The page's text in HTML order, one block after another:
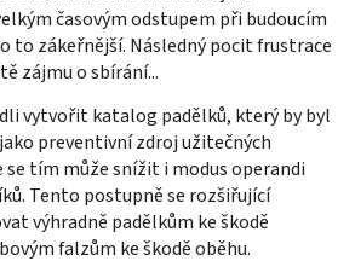
časovým odstupem při budoucím
to zákeřnější. Následný pocit frustrace
zájmu o sbírání...
vytvořit katalog padělků, který by byl
preventivní zdroj užitečných
se tím může snížit i modus operandi
Tento postupně se rozšiřující
výhradně padělkům ke škodě
falzům ke škodě oběhu.